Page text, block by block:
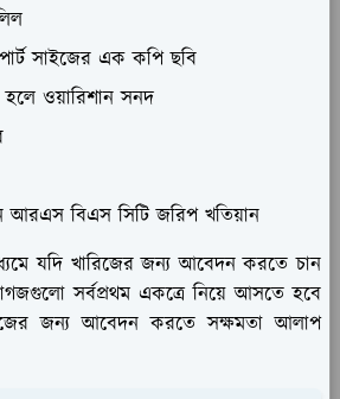
সাইজের এক কপি ছবি
হলে ওয়ারিশান সনদ
আরএস বিএস সিটি জরিপ খতিয়ান
যদি খারিজের জন্য আবেদন করতে চান
সর্বপ্রথম একত্রে নিয়ে আসতে হবে
জন্য আবেদন করতে সক্ষমতা আলাপ